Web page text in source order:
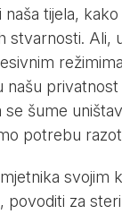
naša tijela,
stvarnosti. Ali,
šume
potrebu
svojim
povoditi za